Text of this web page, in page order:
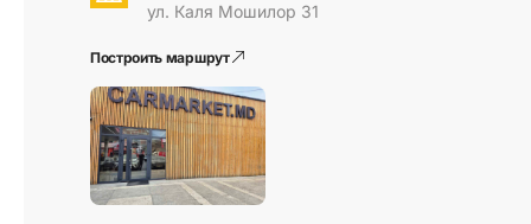
ул. Каля Мошилор 31
Построить маршрут